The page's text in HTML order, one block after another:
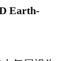
Earth-